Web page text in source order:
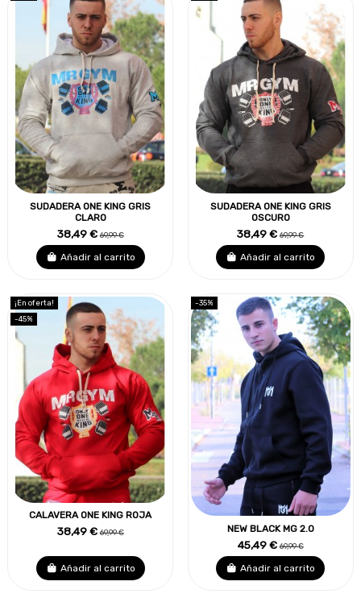
SUDADERA ONE KING GRIS
CLARO
38,49 €69,99 €
Añadir al carrito
SUDADERA ONE KING GRIS
OSCURO
38,49 €69,99 €
Añadir al carrito
¡En oferta!
-45%
CALAVERA ONE KING ROJA
38,49 €69,99 €
Añadir al carrito
-35%
NEW BLACK MG 2.0
45,49 €69,99 €
Añadir al carrito